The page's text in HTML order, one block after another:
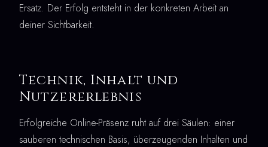
Ersatz. Der Erfolg entsteht in der konkreten Arbeit an
deiner Sichtbarkeit.
Technik, Inhalt und
Nutzererlebnis
Erfolgreiche Online-Präsenz ruht auf drei Säulen: einer
sauberen technischen Basis, überzeugenden Inhalten und